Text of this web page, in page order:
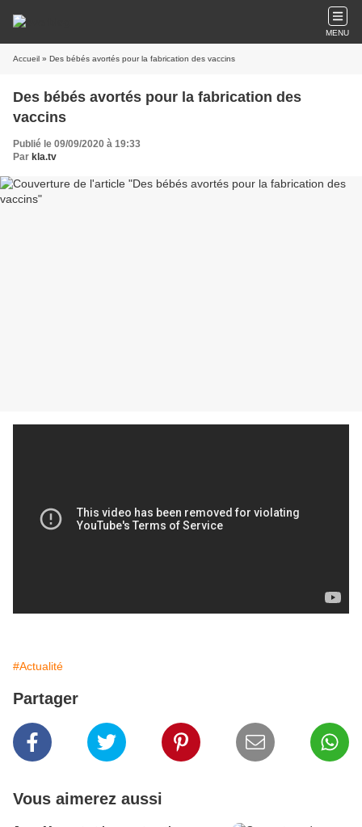
MENU
Accueil » Des bébés avortés pour la fabrication des vaccins
Des bébés avortés pour la fabrication des
vaccins
Publié le 09/09/2020 à 19:33
Par kla.tv
#Actualité
Partager
Vous aimerez aussi